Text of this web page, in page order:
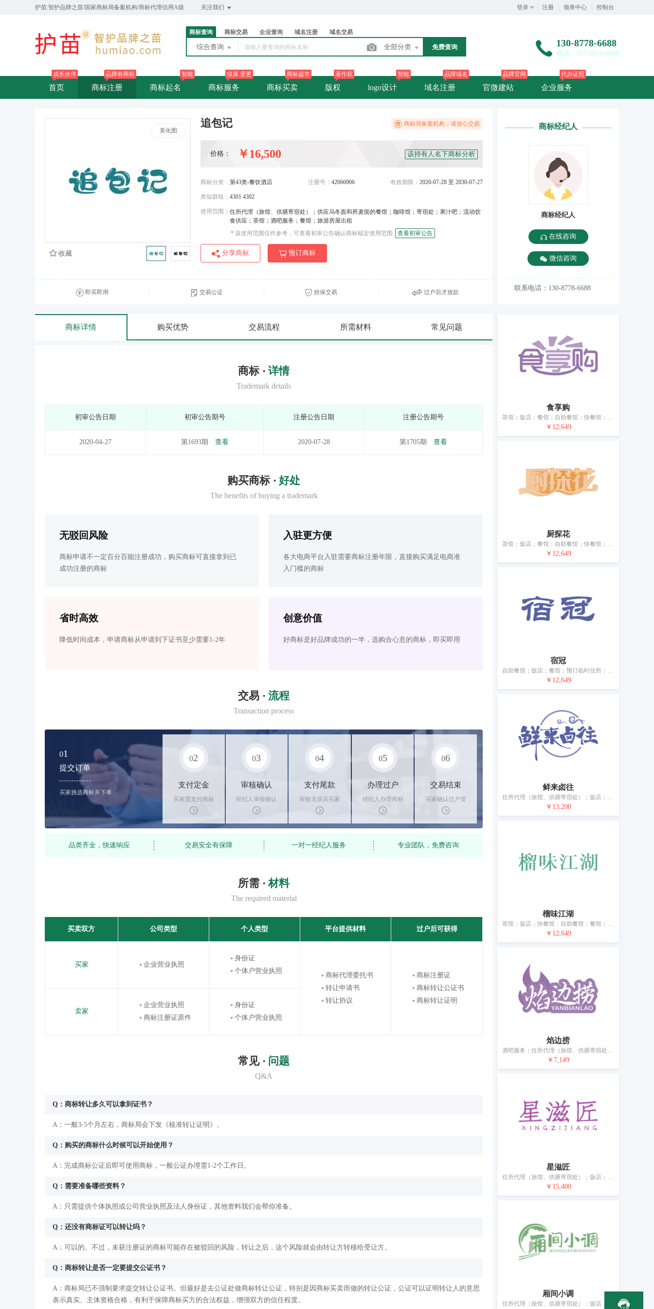
护苗:智护品牌之苗/国家商标局备案机构/商标代理信用A级 关注我们 登录 注册 领券中心 控制台
商标查询 商标交易 企业查询 域名注册 域名交易
综合查询 全部分类 免费查询 130-8778-6688
电话：077-8818-6688
首页
成长伙伴
商标注册
品牌有商标
商标起名
智能
商标服务
续展 变更
商标买卖
商标超市
版权
著作权
logo设计
智能
域名注册
品牌域名
官微建站
品牌官网
企业服务
代办证照
美化图
追包记 商标局备案机构，请放心交易
价格： ￥16,500 该持有人名下商标分析
商标分类： 第43类-餐饮酒店 注册号： 42066906 有效期限： 2020-07-28 至 2030-07-27
类似群组： 4301 4302
使用范围： 住所代理（旅馆、供膳寄宿处）；供应乌冬面和荞麦面的餐馆；咖啡馆；寄宿处；果汁吧；流动饮
食供应；茶馆；酒吧服务；餐馆；旅游房屋出租
* 该使用范围仅作参考，可查看初审公告确认商标核定使用范围 查看初审公告
分享商标 预订商标
收藏
即买即用 交易公证 担保交易 过户后才放款
商标详情 购买优势 交易流程 所需材料 常见问题
商标 · 详情
Trademark details
初审公告日期 初审公告期号 注册公告日期 注册公告期号
2020-04-27 第1693期 查看 2020-07-28 第1705期 查看
购买商标 · 好处
The benefits of buying a trademark
无驳回风险
商标申请不一定百分百能注册成功，购买商标可直接拿到已
成功注册的商标
入驻更方便
各大电商平台入驻需要商标注册年限，直接购买满足电商准
入门槛的商标
省时高效
降低时间成本，申请商标从申请到下证书至少需要1-2年
创意价值
好商标是好品牌成功的一半，选购合心意的商标，即买即用
交易 · 流程
Transaction process
01
提交订单
买家挑选商标并下单
02
支付定金
买家需支付商标
标价的10%的购
买订金
03
审核确认
经纪人审核确认
商标状态
04
支付尾款
审核无误后买家
支付尾款，卖家
办理相关手续
05
办理过户
经纪人办理商标
转让手续，交付
相关证书
06
交易结束
买家确认过户资
料后，平台解冻
资金支付卖家
品类齐全，快速响应 交易安全有保障 一对一经纪人服务 专业团队，免费咨询
所需 · 材料
The required material
买卖双方 公司类型 个人类型 平台提供材料 过户后可获得
买家 企业营业执照
身份证
个体户营业执照
商标代理委托书
转让申请书
转让协议
商标注册证
商标转让公证书
商标转让证明
卖家
企业营业执照
商标注册证原件
身份证
个体户营业执照
常见 · 问题
Q&A
Q：商标转让多久可以拿到证书？
A：一般3-5个月左右，商标局会下发《核准转让证明》。
Q：购买的商标什么时候可以开始使用？
A：完成商标公证后即可使用商标，一般公证办理需1-2个工作日。
Q：需要准备哪些资料？
A：只需提供个体执照或公司营业执照及法人身份证，其他资料我们会帮你准备。
Q：还没有商标证可以转让吗？
A：可以的。不过，未获注册证的商标可能存在被驳回的风险，转让之后，这个风险就会由转让方转移给受让方。
Q：商标转让是否一定要提交公证书？
A：商标局已不强制要求提交转让公证书。但最好是去公证处做商标转让公证，特别是因商标买卖而做的转让公证，公证可以证明转让人的意思
表示真实、主体资格合格，有利于保障商标买方的合法权益，增强双方的信任程度。
商标经纪人
商标经纪人
在线咨询
微信咨询
联系电话：130-8778-6688
食享购
茶馆；饭店；餐馆；自助餐馆；快餐馆；通过旅行社预定旅馆；酒店住宿服务；旅游房屋出租；养老院；日间托儿所（看孩子）
￥12,649
厨探花
茶馆；饭店；餐馆；自助餐馆；快餐馆；酒店住宿服务；预订临时住所；旅游房屋出租；养老院；日间托儿所（看孩子）
￥12,649
宿冠
自助餐馆；饭店；餐馆；预订临时住所；快餐馆；茶馆；旅游房屋出租；提供野营场地设施；养老院；日间托儿所（看孩子）
￥12,649
鲜来卤往
住所代理（旅馆、供膳寄宿处）；饭店；咖啡馆；汽车旅馆；假日野营住宿服务；茶馆；酒吧服务；餐厅；提供野营场地设施；烹饪设备出租
￥13,200
榴味江湖
茶馆；饭店；快餐馆；自助餐馆；餐馆；酒店住宿服务；预订临时住所；养老院；日间托儿所（看孩子）；动物寄养
￥12,649
焰边捞
酒吧服务；住所代理（旅馆、供膳寄宿处）；咖啡馆；饭店；餐馆；茶馆；活动房屋出租；养老院；日间托儿所（看孩子）；餐具出租
￥7,149
星滋匠
住所代理（旅馆、供膳寄宿处）；饭店；餐厅；外卖餐馆；流动饮食供应；提供野营场地设施；养老院；日间托儿所（看孩子）；动物寄养；出租椅子、桌子、桌布和玻璃器皿
￥15,400
厢间小调